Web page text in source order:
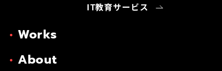
IT教育サービス
Works
About